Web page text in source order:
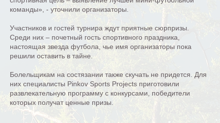
команды», - уточнили организаторы.
Участников и гостей турнира ждут приятные сюрпризы.
Среди них – почетный гость спортивного праздника,
настоящая звезда футбола, чье имя организаторы пока
решили оставить в тайне.
Болельщикам на состязании также скучать не придется. Для
них специалисты Pinkov Sports Projects приготовили
развлекательную программу с конкурсами, победители
которых получат ценные призы.